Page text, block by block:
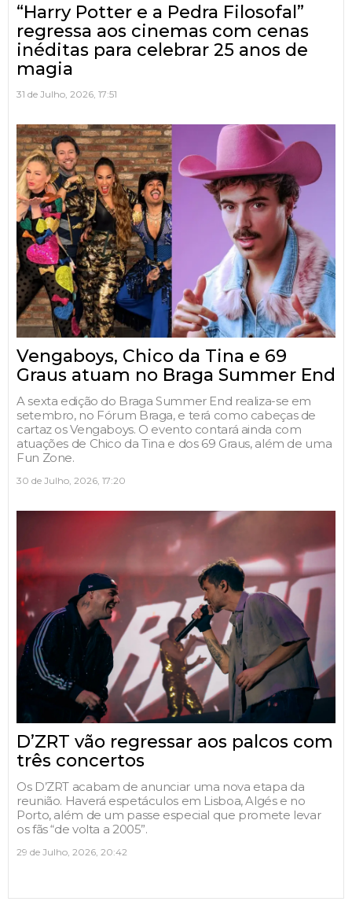
“Harry Potter e a Pedra Filosofal”
regressa aos cinemas com cenas
inéditas para celebrar 25 anos de
magia
31 de Julho, 2026, 17:51
Vengaboys, Chico da Tina e 69
Graus atuam no Braga Summer End
A sexta edição do Braga Summer End realiza-se em
setembro, no Fórum Braga, e terá como cabeças de
cartaz os Vengaboys. O evento contará ainda com
atuações de Chico da Tina e dos 69 Graus, além de uma
Fun Zone.
30 de Julho, 2026, 17:20
D’ZRT vão regressar aos palcos com
três concertos
Os D’ZRT acabam de anunciar uma nova etapa da
reunião. Haverá espetáculos em Lisboa, Algés e no
Porto, além de um passe especial que promete levar
os fãs “de volta a 2005”.
29 de Julho, 2026, 20:42